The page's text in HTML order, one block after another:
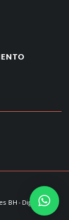
BH - Digital Pixel